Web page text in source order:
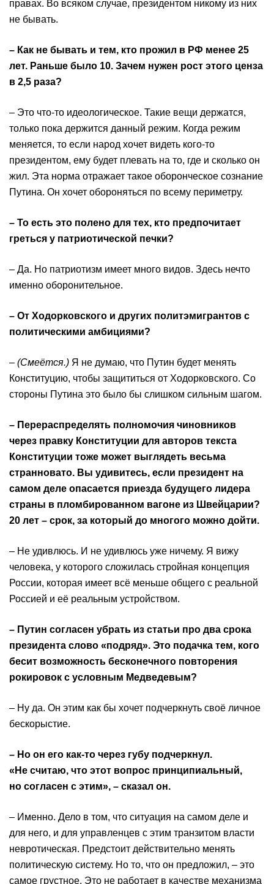
правах. Во всяком случае, президентом никому из них
не бывать.
– Как не бывать и тем, кто прожил в РФ менее 25
лет. Раньше было 10. Зачем нужен рост этого ценза
в 2,5 раза?
– Это что-то идеологическое. Такие вещи держатся,
только пока держится данный режим. Когда режим
меняется, то если народ хочет видеть кого-то
президентом, ему будет плевать на то, где и сколько он
жил. Эта норма отражает такое оборонческое сознание
Путина. Он хочет обороняться по всему периметру.
– То есть это полено для тех, кто предпочитает
греться у патриотической печки?
– Да. Но патриотизм имеет много видов. Здесь нечто
именно оборонительное.
– От Ходорковского и других политэмигрантов с
политическими амбициями?
– (Смеётся.) Я не думаю, что Путин будет менять
Конституцию, чтобы защититься от Ходорковского. Со
стороны Путина это было бы слишком сильным шагом.
– Перераспределять полномочия чиновников
через правку Конституции для авторов текста
Конституции тоже может выглядеть весьма
странновато. Вы удивитесь, если президент на
самом деле опасается приезда будущего лидера
страны в пломбированном вагоне из Швейцарии?
20 лет – срок, за который до многого можно дойти.
– Не удивлюсь. И не удивлюсь уже ничему. Я вижу
человека, у которого сложилась стройная концепция
России, которая имеет всё меньше общего с реальной
Россией и её реальным устройством.
– Путин согласен убрать из статьи про два срока
президента слово «подряд». Это подачка тем, кого
бесит возможность бесконечного повторения
рокировок с условным Медведевым?
– Ну да. Он этим как бы хочет подчеркнуть своё личное
бескорыстие.
– Но он его как-то через губу подчеркнул.
«Не считаю, что этот вопрос принципиальный,
но согласен с этим», – сказал он.
– Именно. Дело в том, что ситуация на самом деле и
для него, и для управленцев с этим транзитом власти
невротическая. Предстоит действительно менять
политическую систему. Но то, что он предложил, – это
самое грустное. Это не работает в качестве механизма